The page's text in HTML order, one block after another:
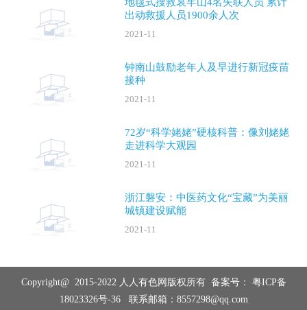
出动救援人员1900余人次
2021-11
钟南山鼓励老年人及早进行新冠疫苗
接种
2021-11
72岁“科学姥姥”硬核科普：像刘姥姥
走进科学大观园
2021-11
浙江磐安：中医药文化“宝藏”为美丽
城镇建设赋能
2021-11
Copyright@ 2015-2022 人人有色网版权所有 备案号： 粤ICP备
18023326号-36联系邮箱：8557298@qq.com